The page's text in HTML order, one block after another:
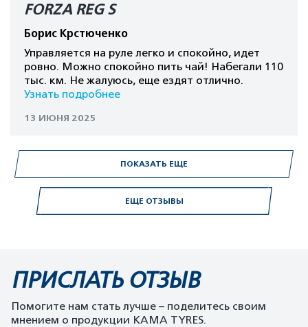
ЕЩЕ ОТЗЫВЫ
FORZA REG S
Борис Крстюченко
Управляется на руле легко и спокойно, идет
ровно. Можно спокойно пить чай! Набегали 110
тыс. км. Не жалуюсь, еще ездят отлично.
Узнать подробнее
13 ИЮНЯ 2025
ПОКАЗАТЬ ЕЩЕ
ПРИСЛАТЬ ОТЗЫВ
Помогите нам стать лучше – поделитесь своим
мнением о продукции KAMA TYRES.